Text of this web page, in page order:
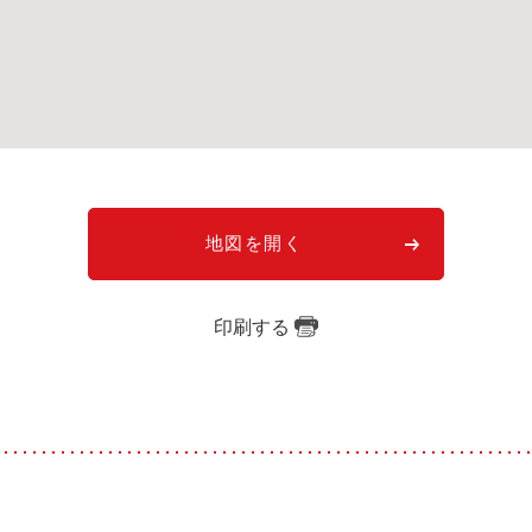
地図を開く
印刷する